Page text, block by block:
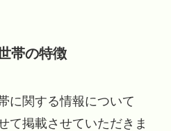
帯の特徴
に関する情報について
て掲載させていただきま